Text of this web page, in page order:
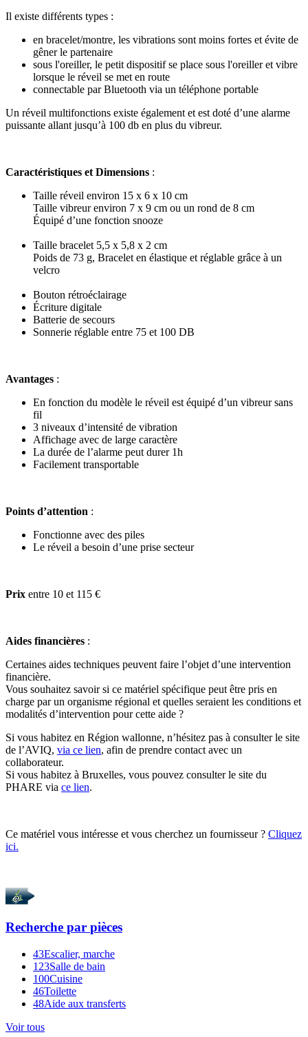
Il existe différents types :
en bracelet/montre, les vibrations sont moins fortes et évite de
gêner le partenaire
sous l'oreiller, le petit dispositif se place sous l'oreiller et vibre
lorsque le réveil se met en route
connectable par Bluetooth via un téléphone portable
Un réveil multifonctions existe également et est doté d’une alarme
puissante allant jusqu’à 100 db en plus du vibreur.
Caractéristiques et Dimensions :
Taille réveil environ 15 x 6 x 10 cm
Taille vibreur environ 7 x 9 cm ou un rond de 8 cm
Équipé d’une fonction snooze
Taille bracelet 5,5 x 5,8 x 2 cm
Poids de 73 g, Bracelet en élastique et réglable grâce à un
velcro
Bouton rétroéclairage
Écriture digitale
Batterie de secours
Sonnerie réglable entre 75 et 100 DB
Avantages :
En fonction du modèle le réveil est équipé d’un vibreur sans
fil
3 niveaux d’intensité de vibration
Affichage avec de large caractère
La durée de l’alarme peut durer 1h
Facilement transportable
Points d’attention :
Fonctionne avec des piles
Le réveil a besoin d’une prise secteur
Prix entre 10 et 115 €
Aides financières :
Certaines aides techniques peuvent faire l’objet d’une intervention
financière.
Vous souhaitez savoir si ce matériel spécifique peut être pris en
charge par un organisme régional et quelles seraient les conditions et
modalités d’intervention pour cette aide ?
Si vous habitez en Région wallonne, n’hésitez pas à consulter le site
de l’AVIQ, via ce lien, afin de prendre contact avec un
collaborateur.
Si vous habitez à Bruxelles, vous pouvez consulter le site du
PHARE via ce lien.
Ce matériel vous intéresse et vous cherchez un fournisseur ? Cliquez
ici.
Recherche par pièces
43Escalier, marche
123Salle de bain
100Cuisine
46Toilette
48Aide aux transferts
Voir tous